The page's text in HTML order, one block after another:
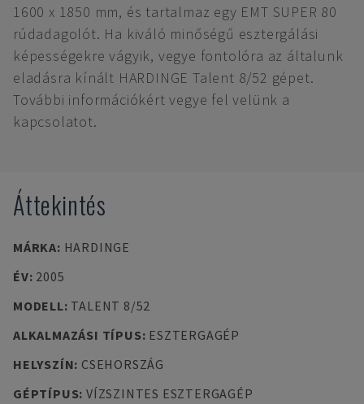
1600 x 1850 mm, és tartalmaz egy EMT SUPER 80
rúdadagolót. Ha kiváló minőségű esztergálási
képességekre vágyik, vegye fontolóra az általunk
eladásra kínált HARDINGE Talent 8/52 gépet.
További információkért vegye fel velünk a
kapcsolatot.
Áttekintés
MÁRKA: HARDINGE
ÉV: 2005
MODELL: TALENT 8/52
ALKALMAZÁSI TÍPUS: ESZTERGAGÉP
HELYSZÍN: CSEHORSZÁG
GÉPTÍPUS: VÍZSZINTES ESZTERGAGÉP